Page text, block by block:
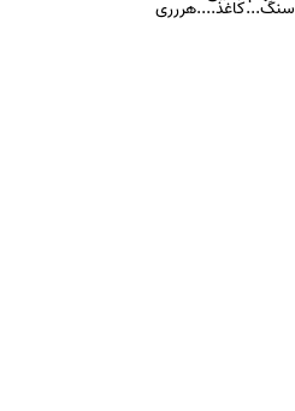
سنگ...کاغذ....هررری